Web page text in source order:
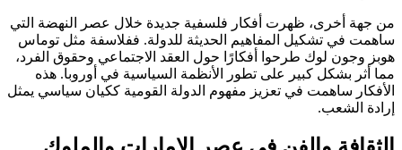
من جهة أخرى، ظهرت أفكار فلسفية جديدة خلال عصر النهضة التي
ساهمت في تشكيل المفاهيم الحديثة للدولة. ففلاسفة مثل توماس
هوبز وجون لوك طرحوا أفكارًا حول العقد الاجتماعي وحقوق الفرد،
مما أثر بشكل كبير على تطور الأنظمة السياسية في أوروبا. هذه
الأفكار ساهمت في تعزيز مفهوم الدولة القومية ككيان سياسي يمثل
إرادة الشعب.